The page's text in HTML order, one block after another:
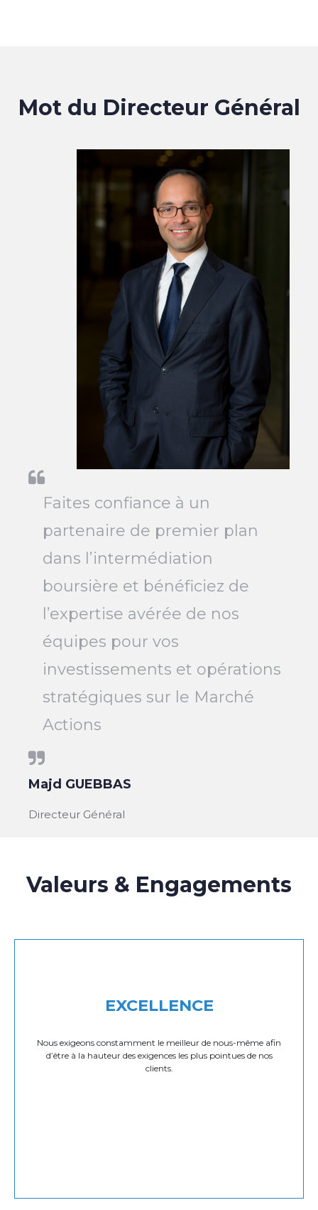
Mot du Directeur Général
Faites confiance à un
partenaire de premier plan
dans l’intermédiation
boursière et bénéficiez de
l’expertise avérée de nos
équipes pour vos
investissements et opérations
stratégiques sur le Marché
Actions
Majd GUEBBAS
Directeur Général
Valeurs & Engagements
EXCELLENCE
Nous exigeons constamment le meilleur de nous-même afin
d’être à la hauteur des exigences les plus pointues de nos
clients.